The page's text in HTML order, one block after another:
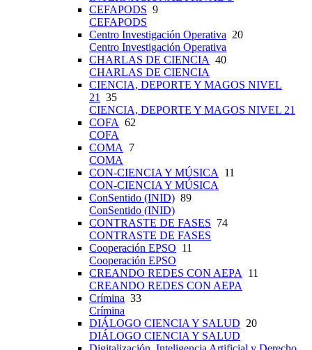
CEFAPODS 9
CEFAPODS
Centro Investigación Operativa 20
Centro Investigación Operativa
CHARLAS DE CIENCIA 40
CHARLAS DE CIENCIA
CIENCIA, DEPORTE Y MAGOS NIVEL
21
35
CIENCIA, DEPORTE Y MAGOS NIVEL 21
COFA 62
COFA
COMA
7
COMA
CON-CIENCIA Y MÚSICA
11
CON-CIENCIA Y MÚSICA
ConSentido (INID) 89
ConSentido (INID)
CONTRASTE DE FASES 74
CONTRASTE DE FASES
Cooperación EPSO 11
Cooperación EPSO
CREANDO REDES CON AEPA
11
CREANDO REDES CON AEPA
Crímina 33
Crímina
DIÁLOGO CIENCIA Y SALUD 20
DIÁLOGO CIENCIA Y SALUD